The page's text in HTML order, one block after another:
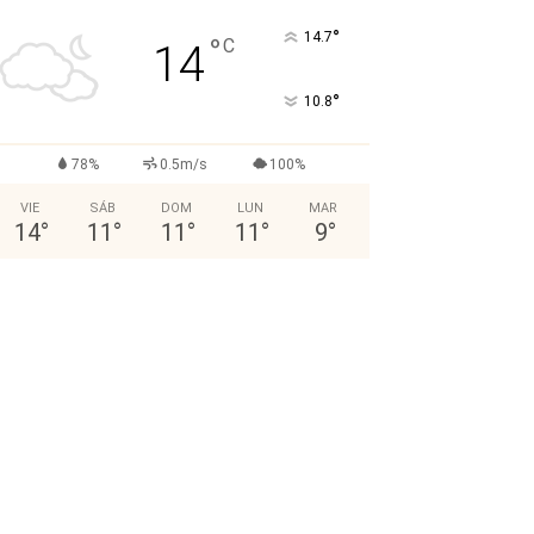
14°C 14.7°
10.8°
78% 0.5m/s 100%
VIE
14°
SÁB
11 °
DOM
11 °
LUN
11 °
MAR
9°